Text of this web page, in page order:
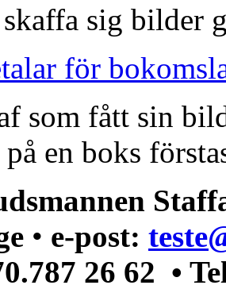
sig bilder
för
som fått sin
en boks
• e-post:
26 62 •